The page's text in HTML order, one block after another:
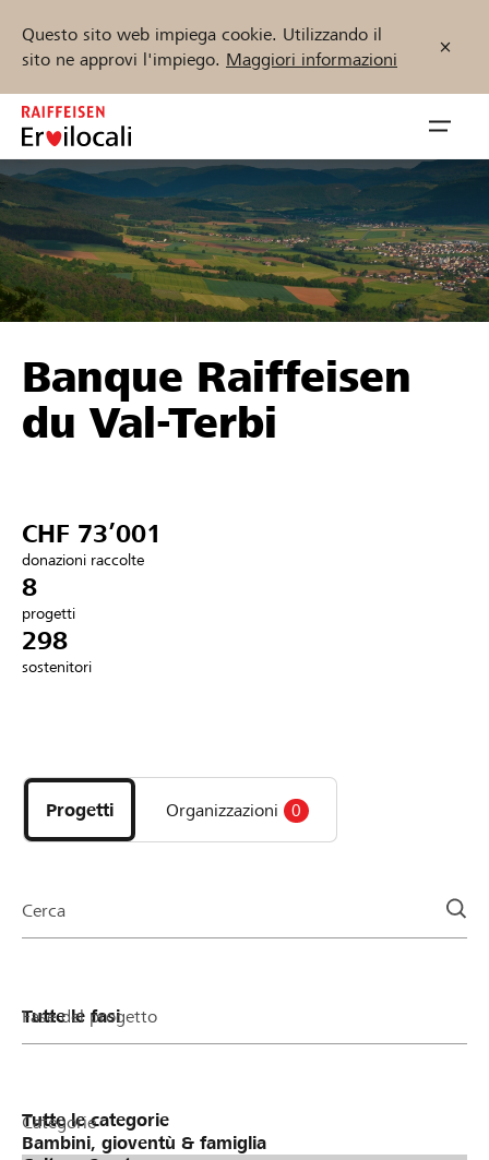
Questo sito web impiega cookie. Utilizzando il
sito ne approvi l'impiego. Maggiori informazioni
Zum
Inhalt
springen
öffnen
Sostenere
Aiuto & supporto
Collegarsi
Trova progetti e organizzazioni
Inizia ora
DE FR IT
Banque Raiffeisen
du Val-Terbi
CHF 73’001
donazioni raccolte
8
progetti
298
sostenitori
i
progetti
e
della
Progetti Organizzazioni 0
Cerca
Fase del progetto
Categorie